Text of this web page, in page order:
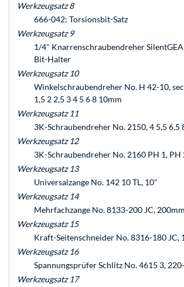
Werkzeugsatz 8
666-042: Torsionsbit-Satz
Werkzeugsatz 9
1/4" Knarrenschraubendreher
Bit-Halter
Werkzeugsatz 10
Winkelschraubendreher No. H 42-10,
1,5 2 2,5 3 4 5 6 8 10mm
Werkzeugsatz 11
3K-Schraubendreher No. 2150, 4 5,5 6,5
Werkzeugsatz 12
3K-Schraubendreher No. 2160 PH 1, PH
Werkzeugsatz 13
Universalzange No. 142 10 TL, 10"
Werkzeugsatz 14
Mehrfachzange No. 8133-200 JC, 200mm
Werkzeugsatz 15
Kraft-Seitenschneider No. 8316-180 JC,
Werkzeugsatz 16
Spannungsprüfer Schlitz No. 4615 3,
Werkzeugsatz 17